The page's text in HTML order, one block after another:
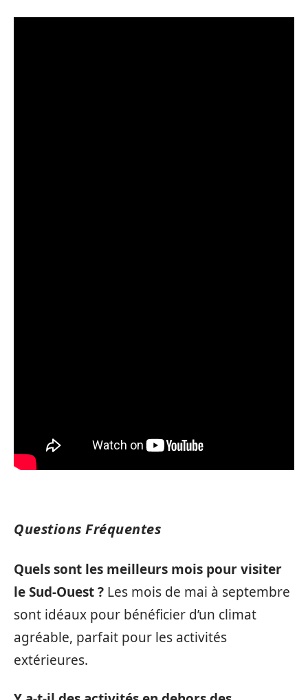
Questions Fréquentes
Quels sont les meilleurs mois pour visiter
le Sud-Ouest ? Les mois de mai à septembre
sont idéaux pour bénéficier d’un climat
agréable, parfait pour les activités
extérieures.